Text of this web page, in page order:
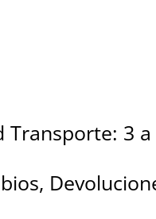
Transporte: 3